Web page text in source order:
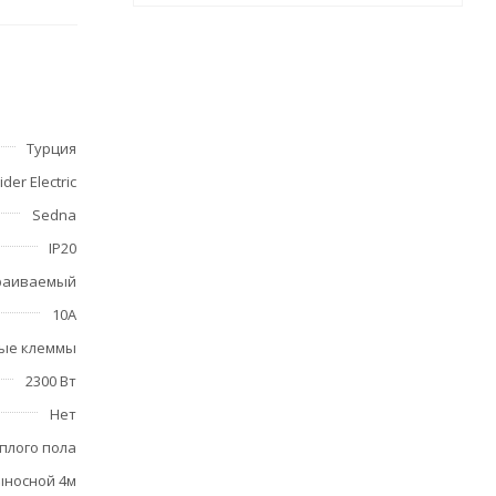
не
Турция
Electric
Sedna
IP20
10А
клеммы
2300 Вт
Нет
пола
4м